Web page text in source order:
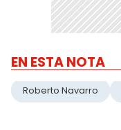
EN ESTA NOTA
Roberto Navarro